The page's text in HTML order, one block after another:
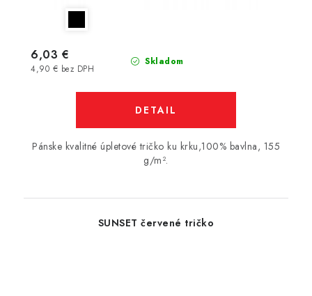
Skladom
4,90 € bez DPH
6,03 €
DETAIL
Pánske kvalitné úpletové tričko ku krku,100% bavlna, 155
g/m².
SUNSET červené tričko